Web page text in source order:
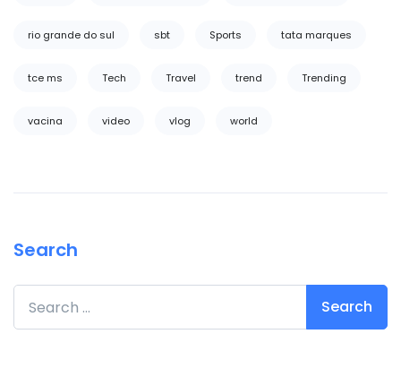
rio grande do sul sbt Sports tata marques
tce ms Tech Travel trend Trending
vacina video vlog world
Search
Search for: